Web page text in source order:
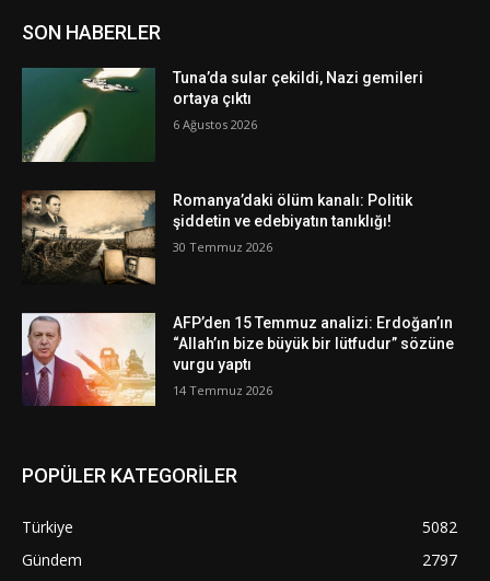
SON HABERLER
Tuna’da sular çekildi, Nazi gemileri
ortaya çıktı
6 Ağustos 2026
Romanya’daki ölüm kanalı: Politik
şiddetin ve edebiyatın tanıklığı!
30 Temmuz 2026
AFP’den 15 Temmuz analizi: Erdoğan’ın
“Allah’ın bize büyük bir lütfudur” sözüne
vurgu yaptı
14 Temmuz 2026
POPÜLER KATEGORİLER
Türkiye
5082
Gündem
2797